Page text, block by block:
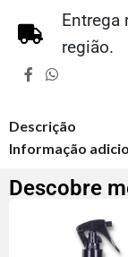
Entrega
região.
Descrição
Informação
Descobre